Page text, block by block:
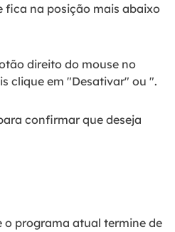
fica na posição mais abaixo
direito do mouse no
clique em "Desativar" ou ".
confirmar que deseja
o programa atual termine de